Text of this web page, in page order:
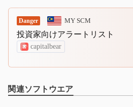
9
Danger MY SCM
投資家向けアラートリスト
capitalbear
関連ソフトウエア